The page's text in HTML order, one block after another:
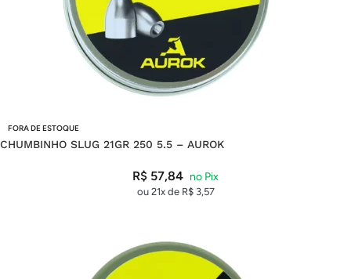
FORA DE ESTOQUE
CHUMBINHO SLUG 21GR 250 5.5 – AUROK
R$ 57,84
ou 21x de R$ 3,57